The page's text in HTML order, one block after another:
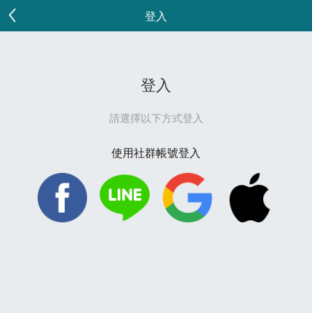
登入
登入
請選擇以下方式登入
使用社群帳號登入